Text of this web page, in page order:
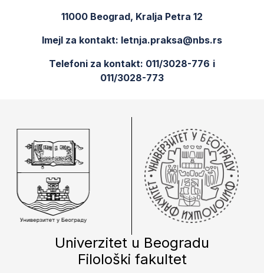
11000 Beograd, Kralja Petra 12
Imejl za kontakt: letnja.praksa@nbs.rs
Telefoni za kontakt: 011/3028-776 i
011/3028-773
Univerzitet u Beogradu
Filološki fakultet